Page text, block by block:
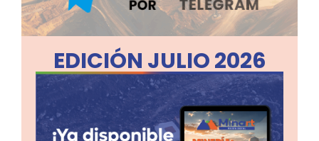
EDICIÓN JULIO 2026